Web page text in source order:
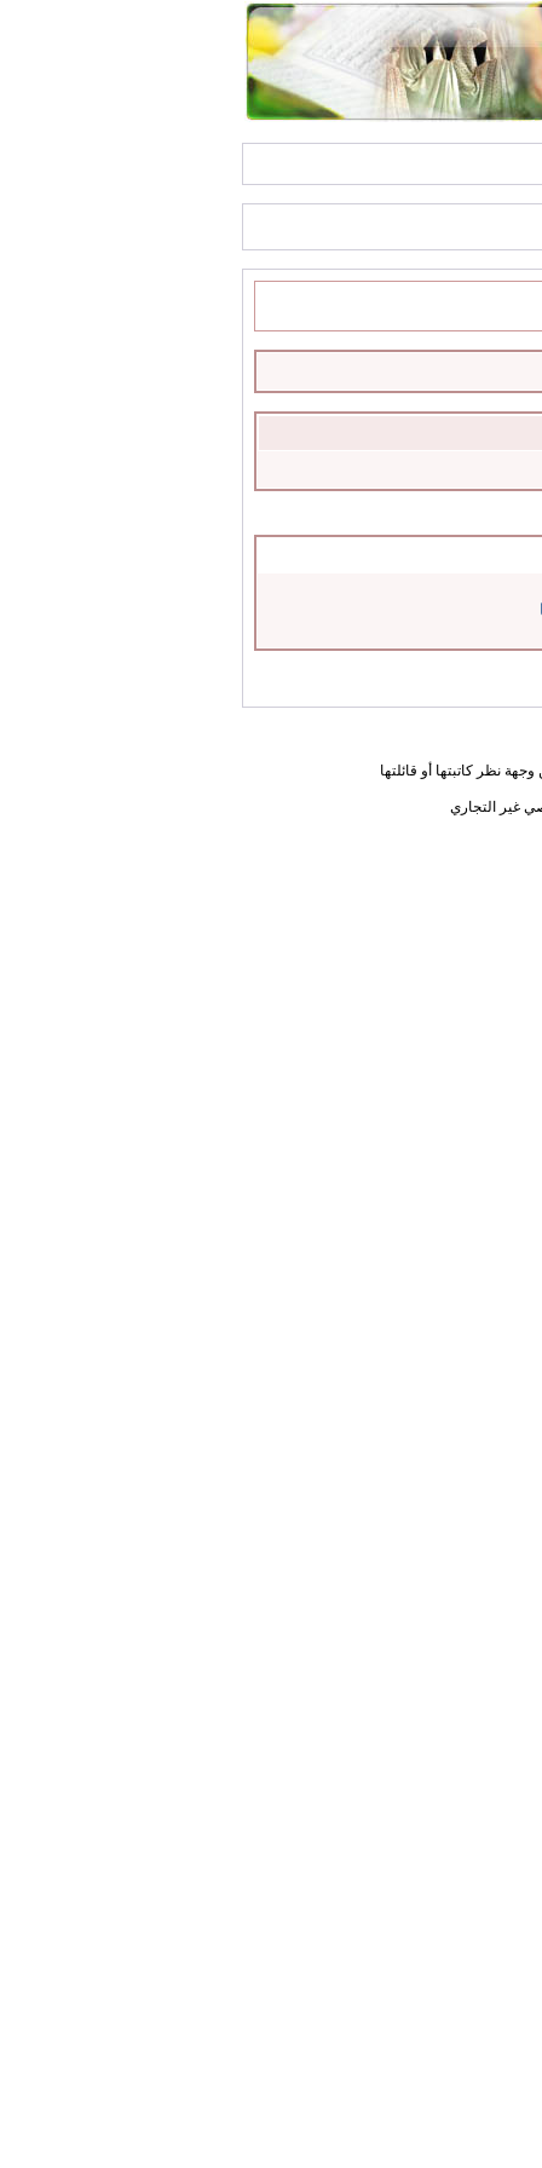
نظر كاتبتها أو قائلتها
غير التجاري